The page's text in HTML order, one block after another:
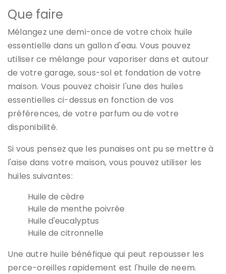
Que faire
Mélangez une demi-once de votre choix huile
essentielle dans un gallon d'eau. Vous pouvez
utiliser ce mélange pour vaporiser dans et autour
de votre garage, sous-sol et fondation de votre
maison. Vous pouvez choisir l'une des huiles
essentielles ci-dessus en fonction de vos
préférences, de votre parfum ou de votre
disponibilité.
Si vous pensez que les punaises ont pu se mettre à
l'aise dans votre maison, vous pouvez utiliser les
huiles suivantes:
Huile de cèdre
Huile de menthe poivrée
Huile d'eucalyptus
Huile de citronnelle
Une autre huile bénéfique qui peut repousser les
perce-oreilles rapidement est l'huile de neem.